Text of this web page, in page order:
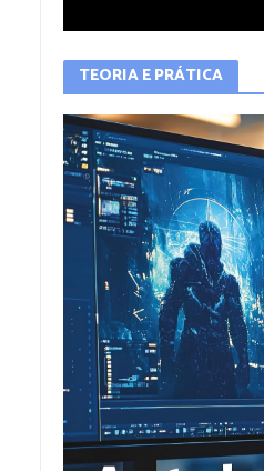
TEORIA E PRÁTICA